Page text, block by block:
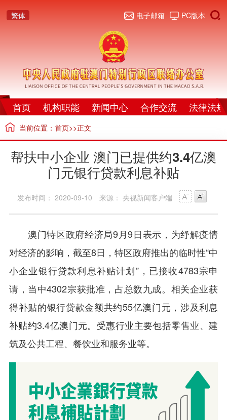
繁体 PC版本
电子邮箱
首页 机构职能 新闻中心 合作交流 法律法规
当前位置： 首页>>正文
帮扶中小企业 澳门已提供约3.4亿澳
门元银行贷款利息补贴
发布时间： 2020-09-10 来源： 央视新闻客户端
澳门特区政府经济局9月9日表示，为纾解疫情
对经济的影响，截至8日，特区政府推出的临时性“中
小企业银行贷款利息补贴计划”，已接收4783宗申
请，当中4302宗获批准，占总数九成。相关企业获
得补贴的银行贷款金额共约55亿澳门元，涉及利息
补贴约3.4亿澳门元。受惠行业主要包括零售业、建
筑及公共工程、餐饮业和服务业等。